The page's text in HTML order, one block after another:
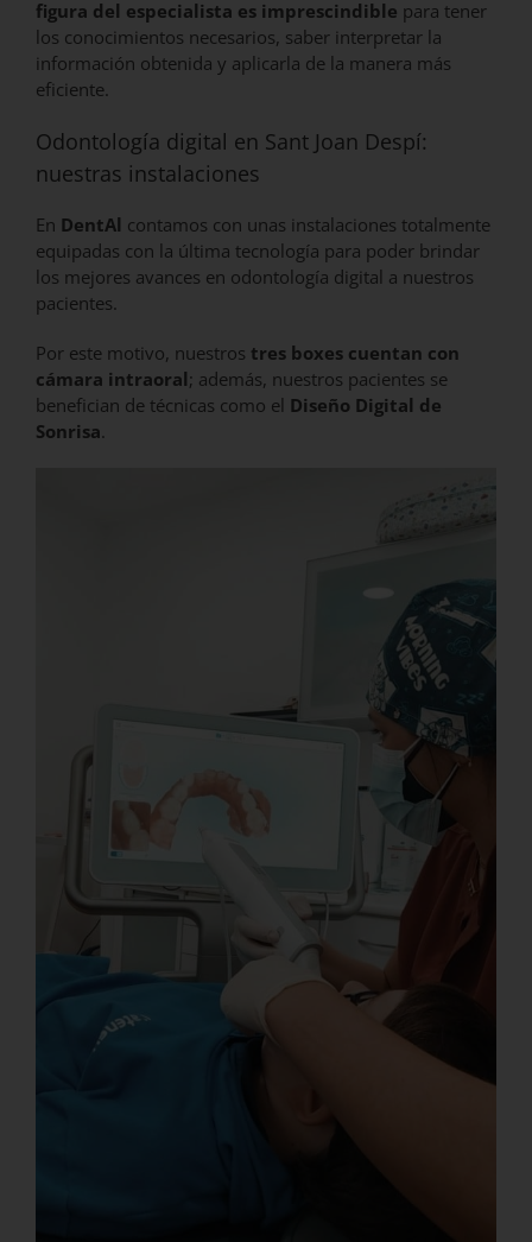
figura del especialista es imprescindible para tener
los conocimientos necesarios, saber interpretar la
información obtenida y aplicarla de la manera más
eficiente.
Odontología digital en Sant Joan Despí:
nuestras instalaciones
En DentAl contamos con unas instalaciones totalmente
equipadas con la última tecnología para poder brindar
los mejores avances en odontología digital a nuestros
pacientes.
Por este motivo, nuestros tres boxes cuentan con
cámara intraoral; además, nuestros pacientes se
benefician de técnicas como el Diseño Digital de
Sonrisa.